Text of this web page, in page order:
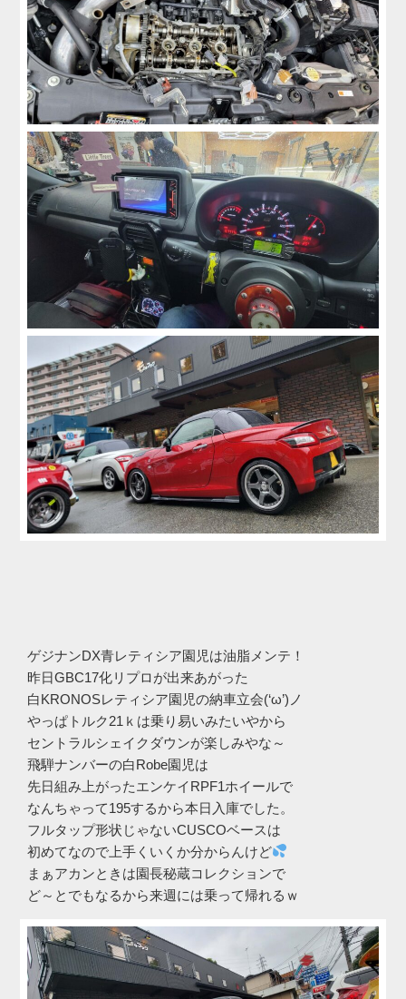
ゲジナンDX青レティシア園児は油脂メンテ！
昨日GBC17化リプロが出来あがった
白KRONOSレティシア園児の納車立会(‘ω’)ノ
やっぱトルク21ｋは乗り易いみたいやから
セントラルシェイクダウンが楽しみやな～
飛騨ナンバーの白Robe園児は
先日組み上がったエンケイRPF1ホイールで
なんちゃって195するから本日入庫でした。
フルタップ形状じゃないCUSCOベースは
初めてなので上手くいくか分からんけど
まぁアカンときは園長秘蔵コレクションで
ど～とでもなるから来週には乗って帰れるｗ